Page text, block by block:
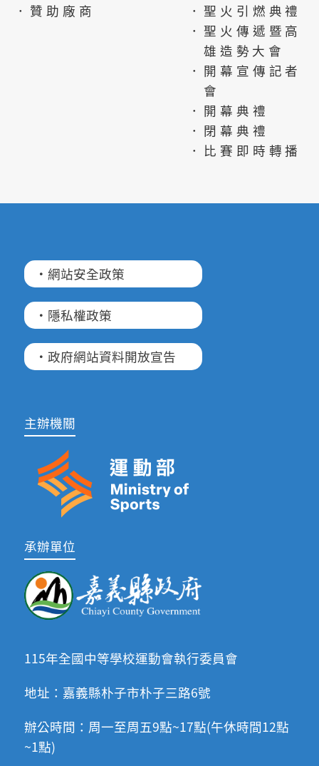
．贊助廠商
．聖火引燃典禮
．聖火傳遞暨高
雄造勢大會
．開幕宣傳記者
會
．開幕典禮
．閉幕典禮
．比賽即時轉播
·網站安全政策
·隱私權政策
·政府網站資料開放宣告
主辦機關
承辦單位
115年全國中等學校運動會執行委員會
地址：嘉義縣朴子市朴子三路6號
辦公時間：周一至周五9點~17點(午休時間12點
~1點)